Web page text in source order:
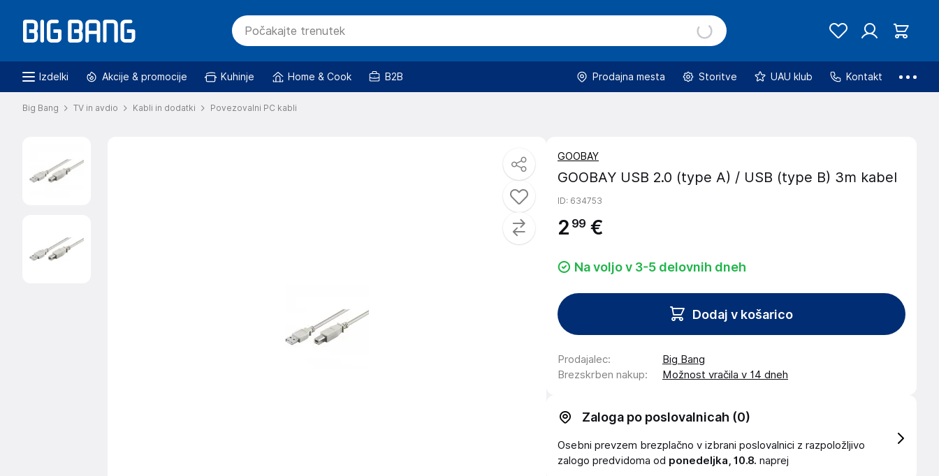
Izdelki Akcije & promocije Kuhinje Home & Cook B2B Prodajna mesta Storitve UAU klub Kontakt
Big Bang TV in avdio Kabli in dodatki Povezovalni PC kabli
GOOBAY
GOOBAY USB 2.0 (type A) / USB (type B) 3m kabel
ID: 634753
2 99 €
Na voljo v 3-5 delovnih dneh
Dodaj v košarico
Prodajalec:
Big Bang
Brezskrben nakup: Možnost vračila v 14 dneh
Zaloga po poslovalnicah (0)
Osebni prevzem brezplačno v izbrani poslovalnici z razpoložljivo
zalogo predvidoma od ponedeljka, 10.8. naprej